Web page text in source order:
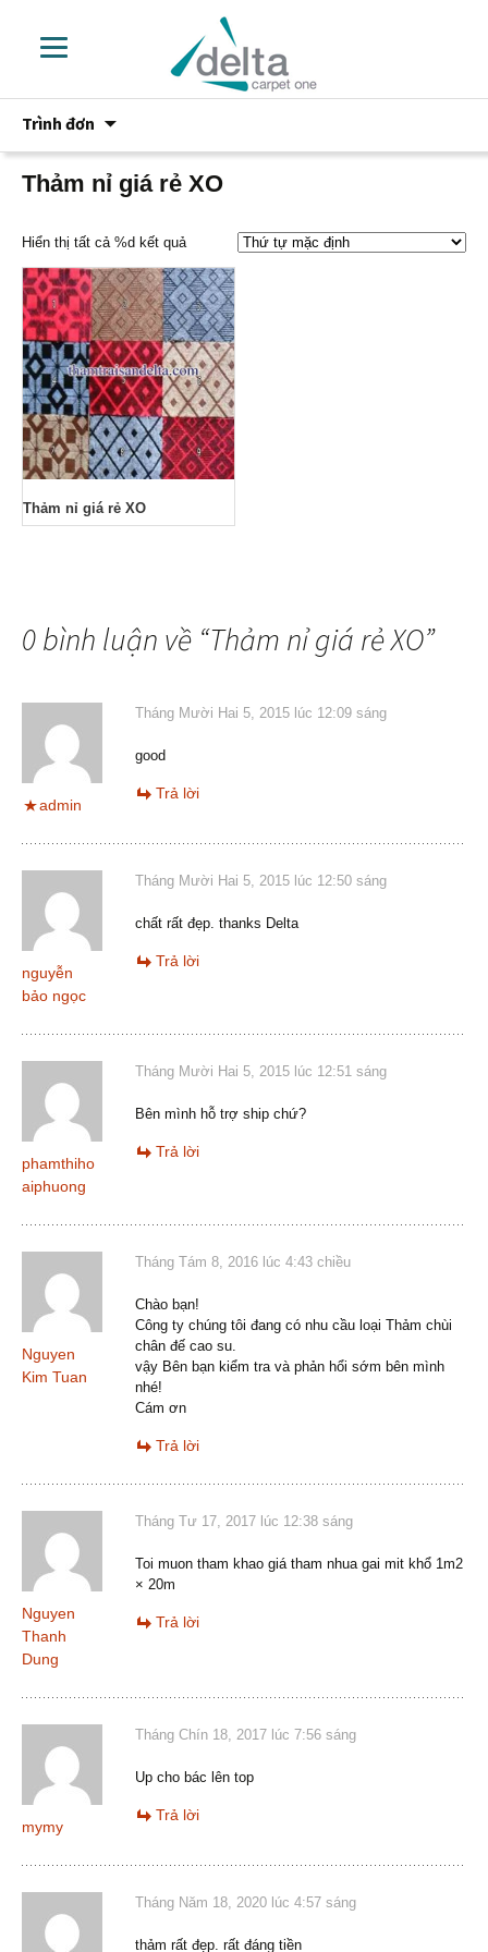
Trình đơn
phần
nội
dung
Thảm nỉ giá rẻ XO
Hiển thị tất cả %d kết quả
Thảm nỉ giá rẻ XO
0 bình luận về “Thảm nỉ giá rẻ XO”
admin
Tháng Mười Hai 5, 2015 lúc 12:09 sáng
good
Trả lời
nguyễn
bảo ngọc
Tháng Mười Hai 5, 2015 lúc 12:50 sáng
chất rất đẹp. thanks Delta
Trả lời
phamthiho
aiphuong
Tháng Mười Hai 5, 2015 lúc 12:51 sáng
Bên mình hỗ trợ ship chứ?
Trả lời
Nguyen
Kim Tuan
Tháng Tám 8, 2016 lúc 4:43 chiều
Chào bạn!
Công ty chúng tôi đang có nhu cầu loại Thảm chùi
chân đế cao su.
vậy Bên bạn kiểm tra và phản hổi sớm bên mình
nhé!
Cám ơn
Trả lời
Nguyen
Thanh
Dung
Tháng Tư 17, 2017 lúc 12:38 sáng
Toi muon tham khao giá tham nhua gai mit khổ 1m2
× 20m
Trả lời
mymy
Tháng Chín 18, 2017 lúc 7:56 sáng
Up cho bác lên top
Trả lời
Tháng Năm 18, 2020 lúc 4:57 sáng
thảm rất đẹp. rất đáng tiền